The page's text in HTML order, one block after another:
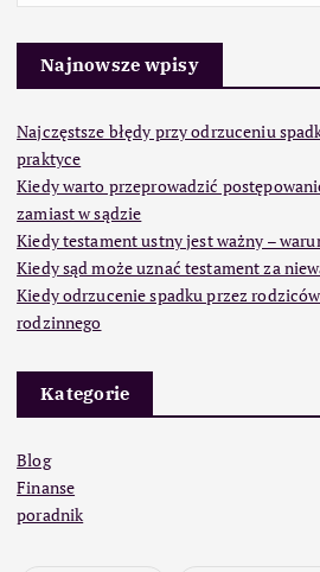
Najnowsze wpisy
Najczęstsze błędy przy odrzuceniu
praktyce
Kiedy warto przeprowadzić
zamiast w sądzie
Kiedy testament ustny jest ważny –
Kiedy sąd może uznać testament za
Kiedy odrzucenie spadku przez
rodzinnego
Kategorie
Blog
Finanse
poradnik